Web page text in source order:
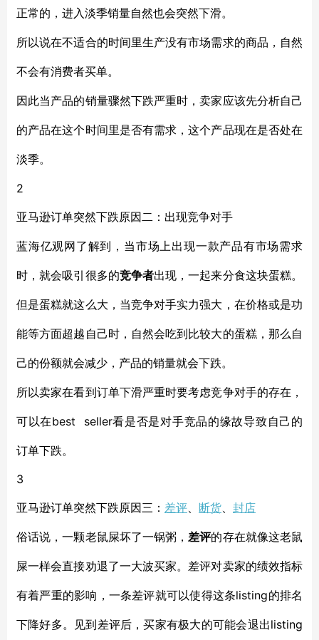
正常的，进入淡季销量自然也会突然下滑。
所以说在不适合的时间里生产没有市场需求的商品，自然
不会有消费者买单。
因此当产品的销量骤然下跌严重时，卖家应该先分析自己
的产品在这个时间里是否有需求，这个产品现在是否处在
淡季。
2
亚马逊订单突然下跌原因 二： 出现竞争对手
蓝海亿观网了解到，当市场上出现一款产品有市场需求
时，就会吸引很多的竞争者出现，一起来分食这块蛋糕。
但是蛋糕就这么大，当竞争对手实力强大，在价格或是功
能等方面超越自己时，自然会吃到比较大的蛋糕，那么自
己的份额就会减少，产品的销量就会下跌。
所以卖家在看到订单下滑严重时要考虑竞争对手的存在，
可以在best seller看是否是对手竞品的缘故导致自己的
订单下跌。
3
亚马逊订单突然下跌原因 三： 差评 断货 封店
俗话说，一颗老鼠屎坏了一锅粥， 差评的存在就像这老鼠
屎一样会直接劝退了一大波买家。差评对卖家的绩效指标
有着严重的影响，一条差评就可以使得这条listing的排名
下降好多。见到差评后，买家有极大的可能会退出listing